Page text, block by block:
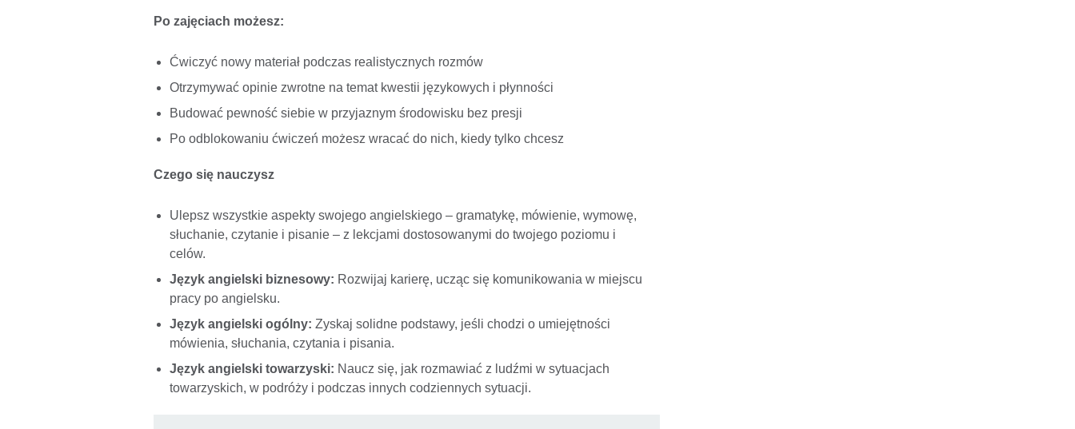
Po zajęciach możesz:
Ćwiczyć nowy materiał podczas realistycznych rozmów
Otrzymywać opinie zwrotne na temat kwestii językowych i płynności
Budować pewność siebie w przyjaznym środowisku bez presji
Po odblokowaniu ćwiczeń możesz wracać do nich, kiedy tylko chcesz
Czego się nauczysz
Ulepsz wszystkie aspekty swojego angielskiego – gramatykę, mówienie, wymowę,
słuchanie, czytanie i pisanie – z lekcjami dostosowanymi do twojego poziomu i
celów.
Język angielski biznesowy: Rozwijaj karierę, ucząc się komunikowania w miejscu
pracy po angielsku.
Język angielski ogólny: Zyskaj solidne podstawy, jeśli chodzi o umiejętności
mówienia, słuchania, czytania i pisania.
Język angielski towarzyski: Naucz się, jak rozmawiać z ludźmi w sytuacjach
towarzyskich, w podróży i podczas innych codziennych sytuacji.